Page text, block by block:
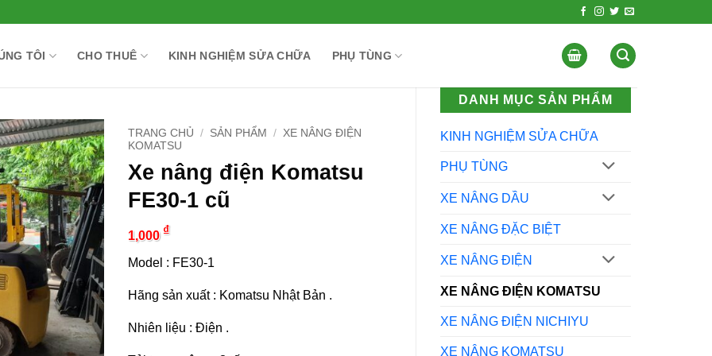
TÔI CHO THUÊ KINH NGHIỆM SỬA CHỮA PHỤ TÙNG
DANH MỤC SẢN PHẨM
KINH NGHIỆM SỬA CHỮA
PHỤ TÙNG
XE NÂNG DẦU
XE NÂNG ĐẶC BIỆT
XE NÂNG ĐIỆN
XE NÂNG ĐIỆN KOMATSU
XE NÂNG ĐIỆN NICHIYU
XE NÂNG KOMATSU
TRANG CHỦ / SẢN PHẨM / XE NÂNG ĐIỆN
KOMATSU
Xe nâng điện Komatsu
FE30-1 cũ
1,000 ₫
Model : FE30-1
Hãng sản xuất : Komatsu Nhật Bản .
Nhiên liệu : Điện .